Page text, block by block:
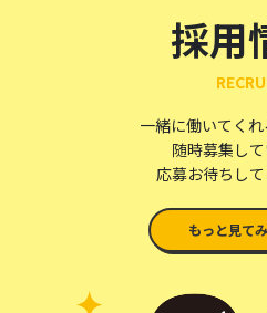
採用
一緒に働いてく
随時募集して
応募お待ちして
もっと見て